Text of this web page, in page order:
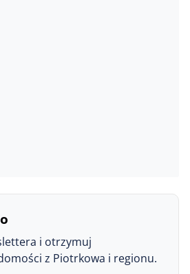
i otrzymuj
z Piotrkowa i regionu.